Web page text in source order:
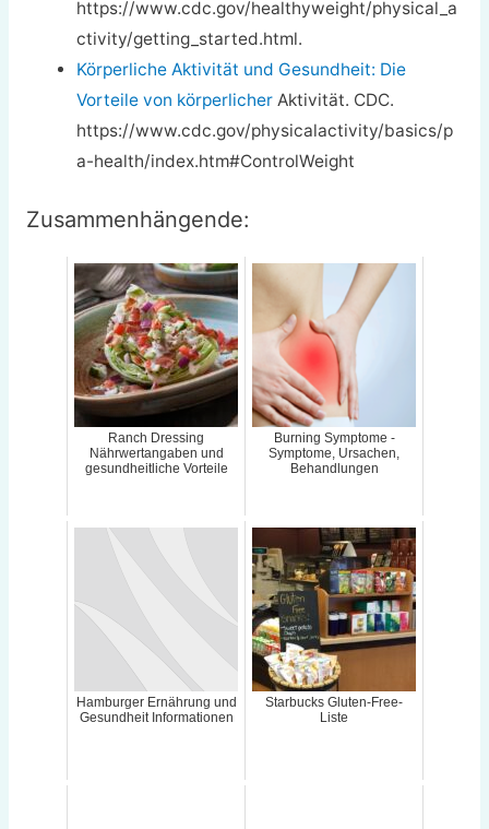
https://www.cdc.gov/healthyweight/physical_a
ctivity/getting_started.html.
Körperliche Aktivität und Gesundheit: Die
Vorteile von körperlicher Aktivität. CDC.
https://www.cdc.gov/physicalactivity/basics/p
a-health/index.htm#ControlWeight
Zusammenhängende:
Ranch Dressing
Nährwertangaben und
gesundheitliche Vorteile
Burning Symptome -
Symptome, Ursachen,
Behandlungen
Hamburger Ernährung und
Gesundheit Informationen
Starbucks Gluten-Free-
Liste